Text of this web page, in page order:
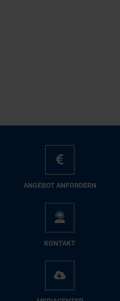
AN­GE­BOT AN­FOR­DERN
KON­TAKT